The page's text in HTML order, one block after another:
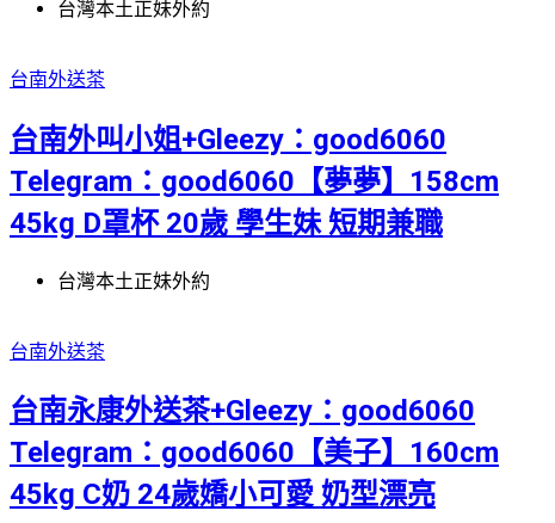
台灣本土正妹外約
台南外送茶
台南外叫小姐+Gleezy：good6060
Telegram：good6060【夢夢】158cm
45kg D罩杯 20歲 學生妹 短期兼職
台灣本土正妹外約
台南外送茶
台南永康外送茶+Gleezy：good6060
Telegram：good6060【美子】160cm
45kg C奶 24歲嬌小可愛 奶型漂亮